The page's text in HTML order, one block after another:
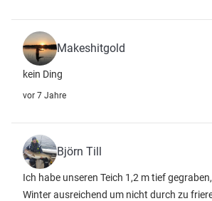
Makeshitgold
kein Ding
vor 7 Jahre
Björn Till
Ich habe unseren Teich 1,2 m tief
Winter ausreichend um nicht durch zu